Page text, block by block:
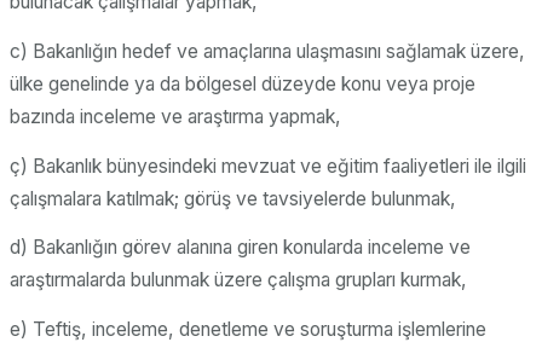
c) Bakanlığın hedef ve amaçlarına ulaşmasını sağlamak üzere,
ülke genelinde ya da bölgesel düzeyde konu veya proje
bazında inceleme ve araştırma yapmak,
ç) Bakanlık bünyesindeki mevzuat ve eğitim faaliyetleri ile ilgili
çalışmalara katılmak; görüş ve tavsiyelerde bulunmak,
d) Bakanlığın görev alanına giren konularda inceleme ve
araştırmalarda bulunmak üzere çalışma grupları kurmak,
e) Teftiş, inceleme, denetleme ve soruşturma işlemlerine